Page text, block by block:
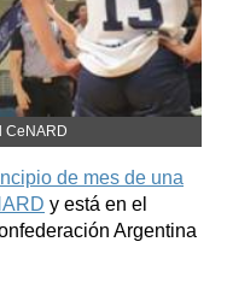
CeNARD
de mes de una
y está en el
Argentina